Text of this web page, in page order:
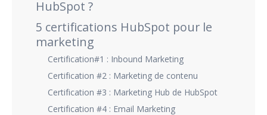
HubSpot ?
5 certifications HubSpot pour le
marketing
Certification#1 : Inbound Marketing
Certification #2 : Marketing de contenu
Certification #3 : Marketing Hub de HubSpot
Certification #4 : Email Marketing